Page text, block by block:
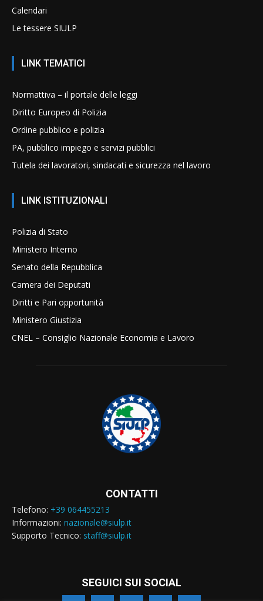
Calendari
Le tessere SIULP
LINK TEMATICI
Normattiva – il portale delle leggi
Diritto Europeo di Polizia
Ordine pubblico e polizia
PA, pubblico impiego e servizi pubblici
Tutela dei lavoratori, sindacati e sicurezza nel lavoro
LINK ISTITUZIONALI
Polizia di Stato
Ministero Interno
Senato della Repubblica
Camera dei Deputati
Diritti e Pari opportunità
Ministero Giustizia
CNEL – Consiglio Nazionale Economia e Lavoro
CONTATTI
Telefono: +39 064455213
Informazioni: nazionale@siulp.it
Supporto Tecnico: staff@siulp.it
SEGUICI SUI SOCIAL